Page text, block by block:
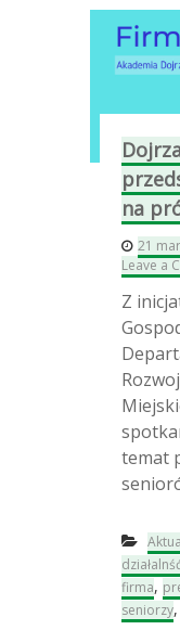
na
21
Leave a
Z
temat
firma,
seniorzy,